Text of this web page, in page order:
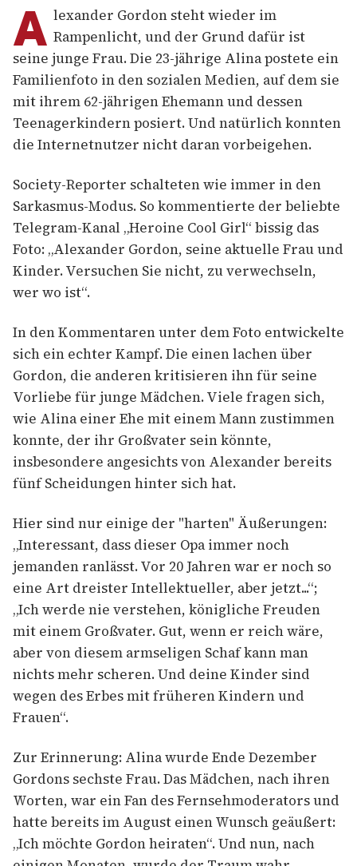
A lexander Gordon steht wieder im
Rampenlicht, und der Grund dafür ist
seine junge Frau. Die 23-jährige Alina postete ein
Familienfoto in den sozialen Medien, auf dem sie
mit ihrem 62-jährigen Ehemann und dessen
Teenagerkindern posiert. Und natürlich konnten
die Internetnutzer nicht daran vorbeigehen.
Society-Reporter schalteten wie immer in den
Sarkasmus-Modus. So kommentierte der beliebte
Telegram-Kanal „Heroine Cool Girl“ bissig das
Foto: „Alexander Gordon, seine aktuelle Frau und
Kinder. Versuchen Sie nicht, zu verwechseln,
wer wo ist“.
In den Kommentaren unter dem Foto entwickelte
sich ein echter Kampf. Die einen lachen über
Gordon, die anderen kritisieren ihn für seine
Vorliebe für junge Mädchen. Viele fragen sich,
wie Alina einer Ehe mit einem Mann zustimmen
konnte, der ihr Großvater sein könnte,
insbesondere angesichts von Alexander bereits
fünf Scheidungen hinter sich hat.
Hier sind nur einige der "harten" Äußerungen:
„Interessant, dass dieser Opa immer noch
jemanden ranlässt. Vor 20 Jahren war er noch so
eine Art dreister Intellektueller, aber jetzt...“;
„Ich werde nie verstehen, königliche Freuden
mit einem Großvater. Gut, wenn er reich wäre,
aber von diesem armseligen Schaf kann man
nichts mehr scheren. Und deine Kinder sind
wegen des Erbes mit früheren Kindern und
Frauen“.
Zur Erinnerung: Alina wurde Ende Dezember
Gordons sechste Frau. Das Mädchen, nach ihren
Worten, war ein Fan des Fernsehmoderators und
hatte bereits im August einen Wunsch geäußert:
„Ich möchte Gordon heiraten“. Und nun, nach